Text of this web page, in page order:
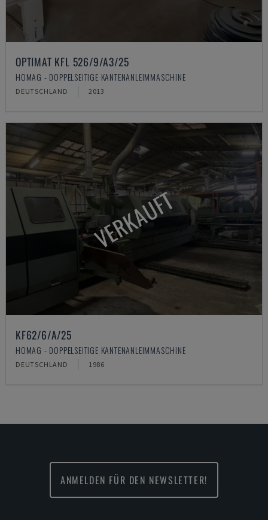
OPTIMAT KFL 526/9/A3/25
HOMAG - DOPPELSEITIGE KANTENANLEIMMASCHINE
DEUTSCHLAND 2013
VERKAUFT
KF62/6/A/25
HOMAG - DOPPELSEITIGE KANTENANLEIMMASCHINE
DEUTSCHLAND 1986
ANMELDEN FÜR DEN NEWSLETTER!